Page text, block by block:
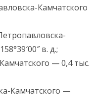
Камчатского
в. д.;
— 0,4 тыс.
Камчатского —